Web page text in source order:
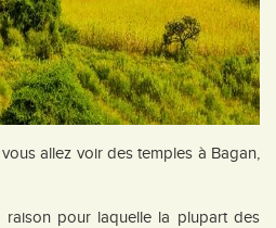
allez voir des temples à Bagan,
raison pour laquelle la plupart des